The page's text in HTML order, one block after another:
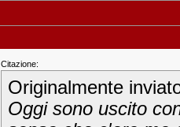
Citazione:
Originalmente
Oggi sono uscito